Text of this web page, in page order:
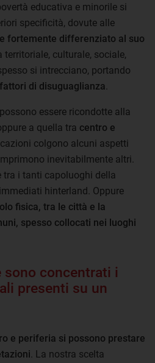
educativa e minorile si
specificità, dovute alle
fortemente differenziato al suo
territoriale, culturale, sociale,
si intrecciano, portando
di disuguaglianza
essere ricondotte alla
a quella tra centro e
colgono alcuni aspetti
inevitabilmente altri.
i tanti capoluoghi della
hinterland. Oppure
fisica, tra le città e la
spesso collocati nei luoghi
sono concentrati i
presenti su un
e periferia si possono prestare
. La nostra scelta